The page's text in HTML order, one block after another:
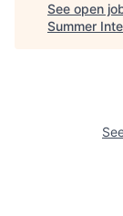
See open
Summer